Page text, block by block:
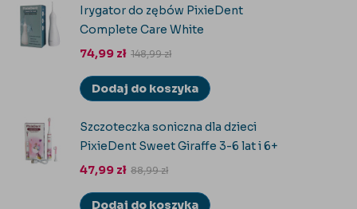
Irygator do zębów PixieDent
Complete Care White
74,99 zł 148,99zł
Dodaj do koszyka
Szczoteczka soniczna dla dzieci
PixieDent Sweet Giraffe 3-6 lat i 6+
47,99 zł 88,99zł
Dodaj do koszyka